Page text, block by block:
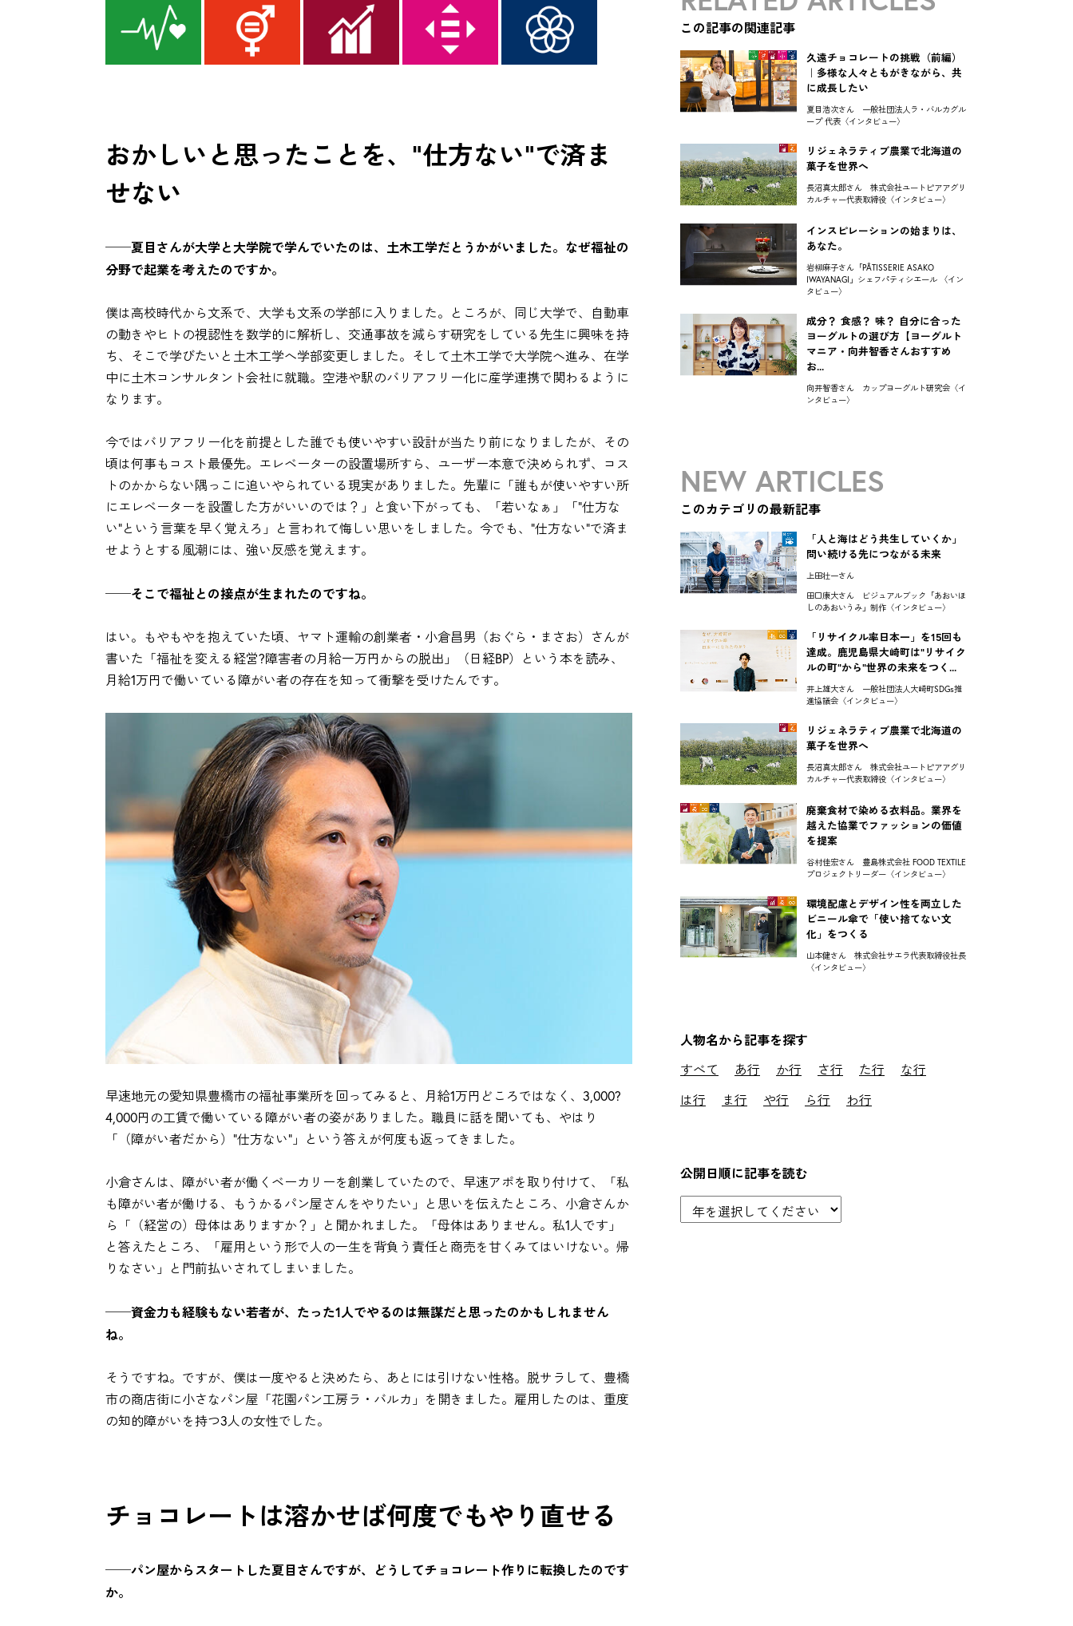
おかしいと思ったことを、"仕方ない"で済ま
せない
──夏目さんが大学と大学院で学んでいたのは、土木工学だとうかがいました。なぜ福祉の
分野で起業を考えたのですか。
僕は高校時代から文系で、大学も文系の学部に入りました。ところが、同じ大学で、自動車
の動きやヒトの視認性を数学的に解析し、交通事故を減らす研究をしている先生に興味を持
ち、そこで学びたいと土木工学へ学部変更しました。そして土木工学で大学院へ進み、在学
中に土木コンサルタント会社に就職。空港や駅のバリアフリー化に産学連携で関わるように
なります。
今ではバリアフリー化を前提とした誰でも使いやすい設計が当たり前になりましたが、その
頃は何事もコスト最優先。エレベーターの設置場所すら、ユーザー本意で決められず、コス
トのかからない隅っこに追いやられている現実がありました。先輩に「誰もが使いやすい所
にエレベーターを設置した方がいいのでは？」と食い下がっても、「若いなぁ」「"仕方な
い"という言葉を早く覚えろ」と言われて悔しい思いをしました。今でも、"仕方ない"で済ま
せようとする風潮には、強い反感を覚えます。
──そこで福祉との接点が生まれたのですね。
はい。もやもやを抱えていた頃、ヤマト運輸の創業者・小倉昌男（おぐら・まさお）さんが
書いた「福祉を変える経営?障害者の月給一万円からの脱出」（日経BP）という本を読み、
月給1万円で働いている障がい者の存在を知って衝撃を受けたんです。
早速地元の愛知県豊橋市の福祉事業所を回ってみると、月給1万円どころではなく、3,000?
4,000円の工賃で働いている障がい者の姿がありました。職員に話を聞いても、やはり
「（障がい者だから）"仕方ない"」という答えが何度も返ってきました。
小倉さんは、障がい者が働くベーカリーを創業していたので、早速アポを取り付けて、「私
も障がい者が働ける、もうかるパン屋さんをやりたい」と思いを伝えたところ、小倉さんか
ら「（経営の）母体はありますか？」と聞かれました。「母体はありません。私1人です」
と答えたところ、「雇用という形で人の一生を背負う責任と商売を甘くみてはいけない。帰
りなさい」と門前払いされてしまいました。
──資金力も経験もない若者が、たった1人でやるのは無謀だと思ったのかもしれません
ね。
そうですね。ですが、僕は一度やると決めたら、あとには引けない性格。脱サラして、豊橋
市の商店街に小さなパン屋「花園パン工房ラ・バルカ」を開きました。雇用したのは、重度
の知的障がいを持つ3人の女性でした。
チョコレートは溶かせば何度でもやり直せる
──パン屋からスタートした夏目さんですが、どうしてチョコレート作りに転換したのです
か。
この記事の関連記事
久遠チョコレートの挑戦（前編）
｜多様な人々ともがきながら、共
に成長したい
夏目浩次さん 一般社団法人ラ・バルカグル
ープ 代表〈インタビュー〉
リジェネラティブ農業で北海道の
菓子を世界へ
長沼真太郎さん 株式会社ユートピアアグリ
カルチャー代表取締役〈インタビュー〉
インスピレーションの始まりは、
あなた。
岩柳麻子さん「PÂTISSERIE ASAKO
IWAYANAGI」シェフパティシエール 〈イン
タビュー〉
成分？ 食感？ 味？ 自分に合った
ヨーグルトの選び方【ヨーグルト
マニア・向井智香さんおすすめ
お...
向井智香さん カップヨーグルト研究会〈イ
ンタビュー〉
NEW ARTICLES
このカテゴリの最新記事
「人と海はどう共生していくか」
問い続ける先につながる未来
上田壮一さん
田口康大さん ビジュアルブック「あおいほ
しのあおいうみ」制作〈インタビュー〉
「リサイクル率日本一」を15回も
達成。鹿児島県大崎町は"リサイク
ルの町"から"世界の未来をつく...
井上雄大さん 一般社団法人大崎町SDGs推
進協議会〈インタビュー〉
リジェネラティブ農業で北海道の
菓子を世界へ
長沼真太郎さん 株式会社ユートピアアグリ
カルチャー代表取締役〈インタビュー〉
廃棄食材で染める衣料品。業界を
越えた協業でファッションの価値
を提案
谷村佳宏さん 豊島株式会社 FOOD TEXTILE
プロジェクトリーダー〈インタビュー〉
環境配慮とデザイン性を両立した
ビニール傘で「使い捨てない文
化」をつくる
山本健さん 株式会社サエラ代表取締役社長
〈インタビュー〉
人物名から記事を探す
すべて あ行 か行 さ行 た行
な行
は行
ま行 や行 ら行 わ行
公開日順に記事を読む